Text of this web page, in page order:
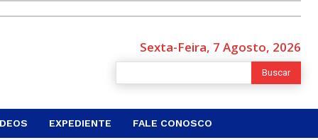
Sexta-Feira, 7 Agosto, 2026
Buscar
EXPEDIENTE FALE CONOSCO